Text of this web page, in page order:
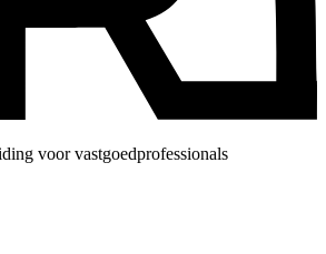
voor vastgoedprofessionals